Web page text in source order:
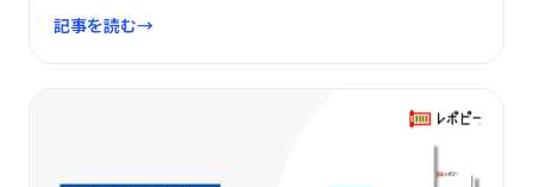
記事を読む